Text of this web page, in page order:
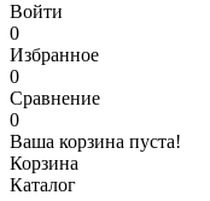
Войти
0
Избранное
0
Сравнение
0
Ваша корзина пуста!
Корзина
Каталог